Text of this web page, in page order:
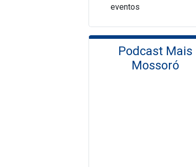
eventos
Podcast Mais
Mossoró